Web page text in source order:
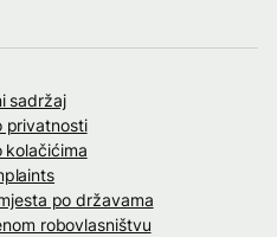
sadržaj
privatnosti
kolačićima
po državama
robovlasništvu